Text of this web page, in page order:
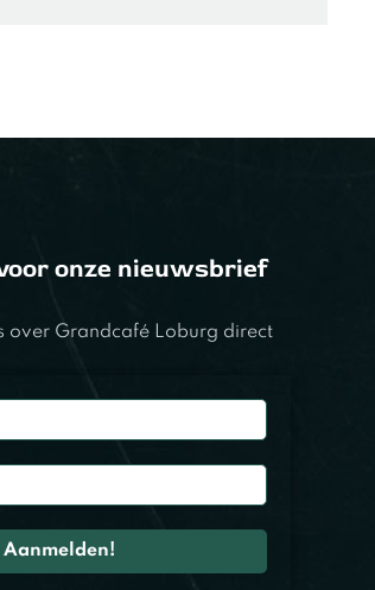
onze nieuwsbrief
over Grandcafé Loburg direct